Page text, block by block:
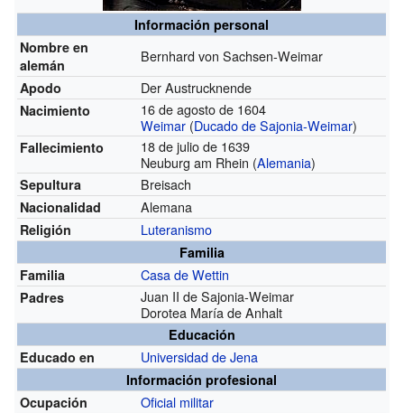
Información personal
Nombre en
alemán
Bernhard von Sachsen-Weimar
Apodo Der Austrucknende
Nacimiento
16 de agosto de 1604
Weimar (Ducado de Sajonia-Weimar)
Fallecimiento
18 de julio de 1639
Neuburg am Rhein (Alemania)
Sepultura Breisach
Nacionalidad Alemana
Religión Luteranismo
Familia
Familia
Casa de Wettin
Padres
Juan II de Sajonia-Weimar
Dorotea María de Anhalt
Educación
Educado en
Universidad de Jena
Información profesional
Ocupación
Oficial militar